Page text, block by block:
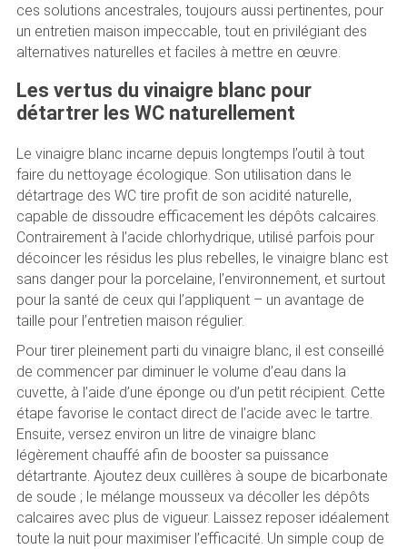
ces solutions ancestrales, toujours aussi pertinentes, pour
un entretien maison impeccable, tout en privilégiant des
alternatives naturelles et faciles à mettre en œuvre.
Les vertus du vinaigre blanc pour
détartrer les WC naturellement
Le vinaigre blanc incarne depuis longtemps l’outil à tout
faire du nettoyage écologique. Son utilisation dans le
détartrage des WC tire profit de son acidité naturelle,
capable de dissoudre efficacement les dépôts calcaires.
Contrairement à l’acide chlorhydrique, utilisé parfois pour
décoincer les résidus les plus rebelles, le vinaigre blanc est
sans danger pour la porcelaine, l’environnement, et surtout
pour la santé de ceux qui l’appliquent – un avantage de
taille pour l’entretien maison régulier.
Pour tirer pleinement parti du vinaigre blanc, il est conseillé
de commencer par diminuer le volume d’eau dans la
cuvette, à l’aide d’une éponge ou d’un petit récipient. Cette
étape favorise le contact direct de l’acide avec le tartre.
Ensuite, versez environ un litre de vinaigre blanc
légèrement chauffé afin de booster sa puissance
détartrante. Ajoutez deux cuillères à soupe de bicarbonate
de soude ; le mélange mousseux va décoller les dépôts
calcaires avec plus de vigueur. Laissez reposer idéalement
toute la nuit pour maximiser l’efficacité. Un simple coup de